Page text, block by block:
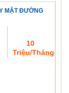
MẶT ĐƯỜNG
10
Triệu/Tháng